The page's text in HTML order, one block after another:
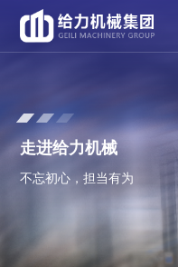
走进给力机械
不忘初心 ，担当有为